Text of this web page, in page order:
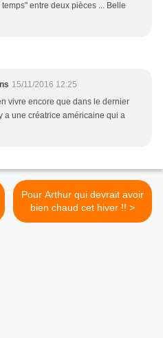
entre deux pièces ... Belle
15/11/2016 12:25
vivre encore que dans le dernier
a une créatrice américaine qui a
Pour Arthur qui devrait avoir
bien chaud cet hiver !! >